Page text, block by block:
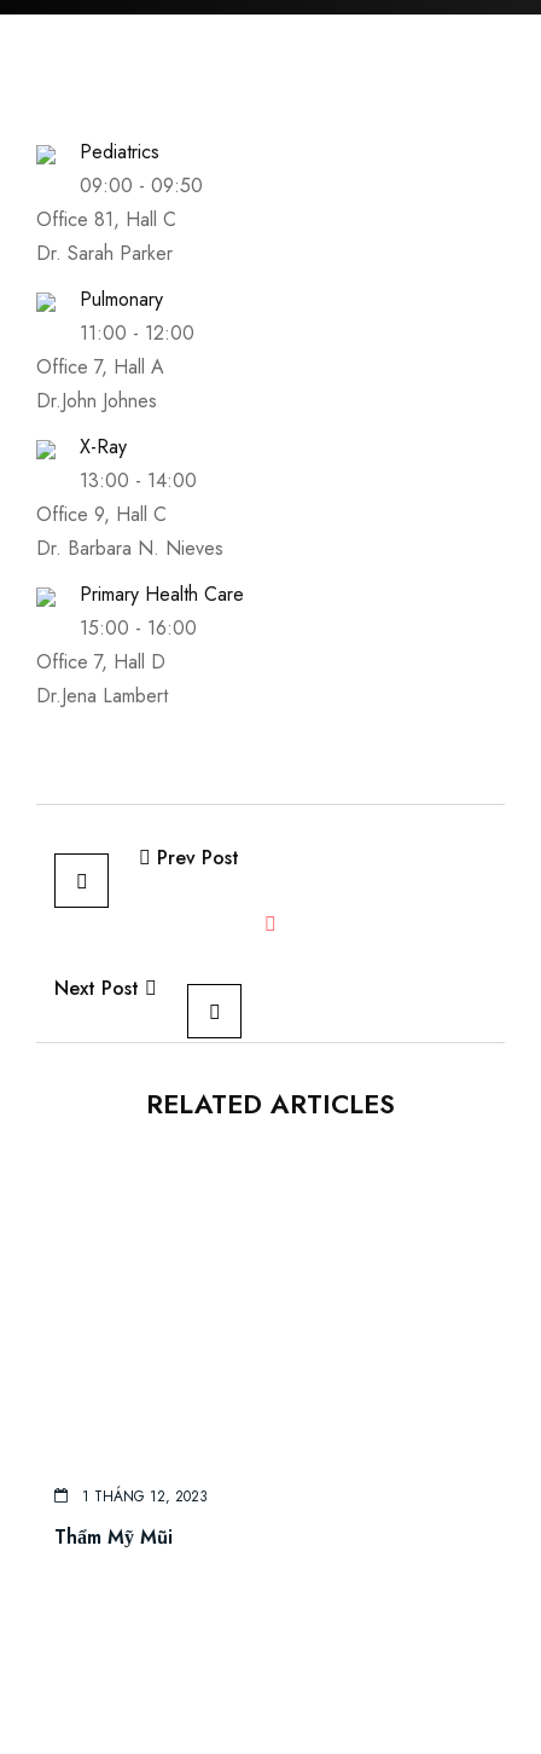
Pediatrics
09:00 - 09:50
Office 81, Hall C
Dr. Sarah Parker
Pulmonary
11:00 - 12:00
Office 7, Hall A
Dr.John Johnes
X-Ray
13:00 - 14:00
Office 9, Hall C
Dr. Barbara N. Nieves
Primary Health Care
15:00 - 16:00
Office 7, Hall D
Dr.Jena Lambert
Prev Post
Next Post
RELATED ARTICLES
1 THÁNG 12, 2023
Thẩm Mỹ Mũi